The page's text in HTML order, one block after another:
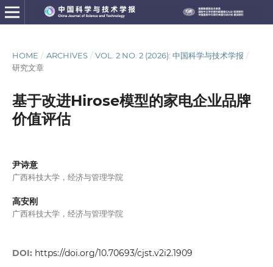
HOME / ARCHIVES / VOL. 2 NO. 2 (2026): 中国科学与技术学报 /
研究文章
基于改进Hirose模型的家电企业品牌
价值评估
尹诗意
广西科技大学，经济与管理学院
高安刚
广西科技大学，经济与管理学院
DOI: https://doi.org/10.70693/cjst.v2i2.1909